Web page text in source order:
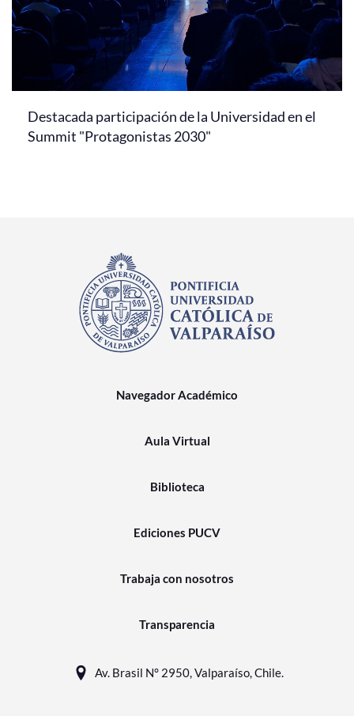
Destacada participación de la Universidad en el
Summit "Protagonistas 2030"
Navegador Académico
Aula Virtual
Biblioteca
Ediciones PUCV
Trabaja con nosotros
Transparencia
Av. Brasil N° 2950, Valparaíso, Chile.